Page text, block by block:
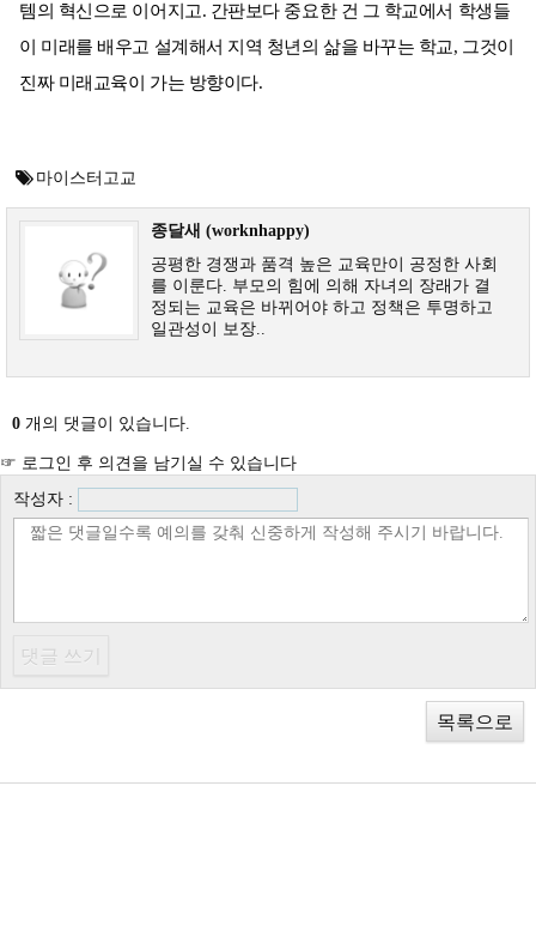
템의 혁신으로 이어지고. 간판보다 중요한 건 그 학교에서 학생들
이 미래를 배우고 설계해서 지역 청년의 삶을 바꾸는 학교, 그것이
진짜 미래교육이 가는 방향이다.
마이스터고교
종달새 (worknhappy)
공평한 경쟁과 품격 높은 교육만이 공정한 사회
를 이룬다. 부모의 힘에 의해 자녀의 장래가 결
정되는 교육은 바뀌어야 하고 정책은 투명하고
일관성이 보장..
0 개의 댓글이 있습니다.
☞ 로그인 후 의견을 남기실 수 있습니다
작성자 :
목록으로